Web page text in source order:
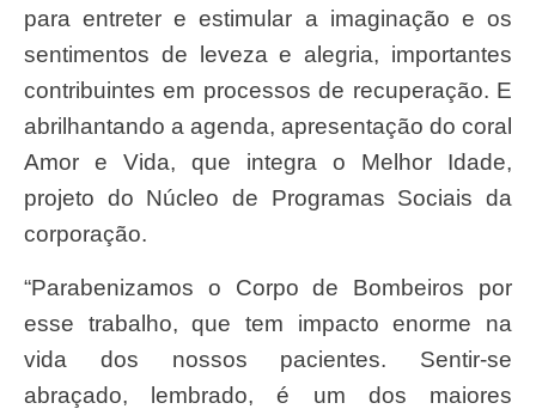
para entreter e estimular a imaginação e os
sentimentos de leveza e alegria, importantes
contribuintes em processos de recuperação. E
abrilhantando a agenda, apresentação do coral
Amor e Vida, que integra o Melhor Idade,
projeto do Núcleo de Programas Sociais da
corporação.
“Parabenizamos o Corpo de Bombeiros por
esse trabalho, que tem impacto enorme na
vida dos nossos pacientes. Sentir-se
abraçado, lembrado, é um dos maiores